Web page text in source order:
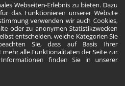
Webseiten-Erlebnis zu bieten. Dazu
das Funktionieren unserer Website
verwenden wir auch Cookies,
oder zu anonymen Statistikzwecken
entscheiden, welche Kategorien Sie
Sie, dass auf Basis Ihrer
alle Funktionalitäten der Seite zur
finden Sie in unserer